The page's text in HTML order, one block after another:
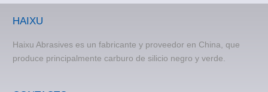
HAIXU
Haixu Abrasives es un fabricante y proveedor en China, que
produce principalmente carburo de silicio negro y verde.